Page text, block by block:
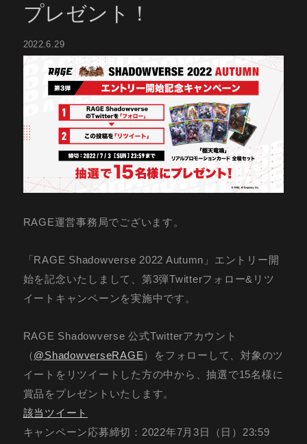
プレゼント！
2022.6.29
RAGE運営事務局でございます。
「RAGE Shadowverse 2022 Autumn」エントリー開
始を記念いたしまして、第3弾Twitterフォロー&リツ
イートキャンペーンを実施中です。
RAGE Shadowverse 公式Twitterアカウント
（@ShadowverseRAGE）をフォローして、対象のツ
イートをリツイートした方の中から、抽選で15名様に
賞品をプレゼントいたします。
該当ツイート
キャンペーン応募締切：2022年7月3日（日）23:59